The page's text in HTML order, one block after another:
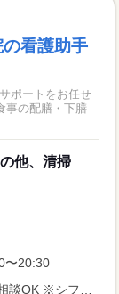
看護助手
ポートをお任せ
事の配膳・下膳
他、清掃
〜20:30